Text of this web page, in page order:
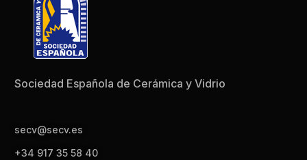
Sociedad Española de Cerámica y Vidrio
secv@secv.es
+34 917 35 58 40